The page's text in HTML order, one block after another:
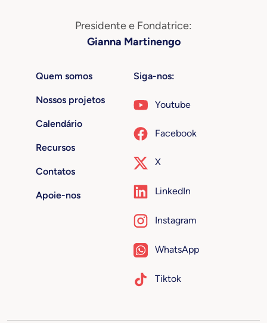
Presidente e Fondatrice:
Gianna Martinengo
Quem somos
Nossos projetos
Calendário
Recursos
Contatos
Apoie-nos
Siga-nos:
Youtube
Facebook
X
LinkedIn
Instagram
WhatsApp
Tiktok